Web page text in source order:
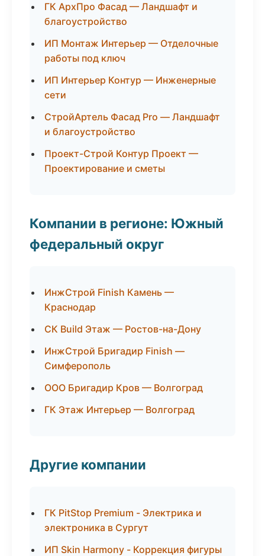
ГК АрхПро Фасад — Ландшафт и
благоустройство
ИП Монтаж Интерьер — Отделочные
работы под ключ
ИП Интерьер Контур — Инженерные
сети
СтройАртель Фасад Pro — Ландшафт
и благоустройство
Проект-Строй Контур Проект —
Проектирование и сметы
Компании в регионе: Южный
федеральный округ
ИнжСтрой Finish Камень —
Краснодар
СК Build Этаж — Ростов-на-Дону
ИнжСтрой Бригадир Finish —
Симферополь
ООО Бригадир Кров — Волгоград
ГК Этаж Интерьер — Волгоград
Другие компании
ГК PitStop Premium - Электрика и
электроника в Сургут
ИП Skin Harmony - Коррекция фигуры